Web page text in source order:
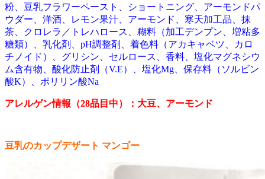
粉、豆乳フラワーペースト、ショートニング、アーモンドパ
ウダー、洋酒、レモン果汁、アーモンド、寒天加工品、抹
茶、クロレラ／トレハロース、糊料（加工デンプン、増粘多
糖類）、乳化剤、pH調整剤、着色料（アカキャベツ、カロ
チノイド）、グリシン、セルロース、香料、塩化マグネシウ
ム含有物、酸化防止剤（V.E）、塩化Mg、保存料（ソルビン
酸K）、ポリリン酸Na
アレルゲン情報（28品目中）：大豆、アーモンド
豆乳のカップデザート マンゴー